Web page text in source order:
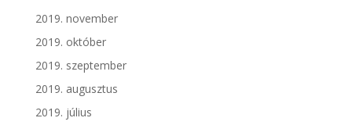
2019. november
2019. október
2019. szeptember
2019. augusztus
2019. július